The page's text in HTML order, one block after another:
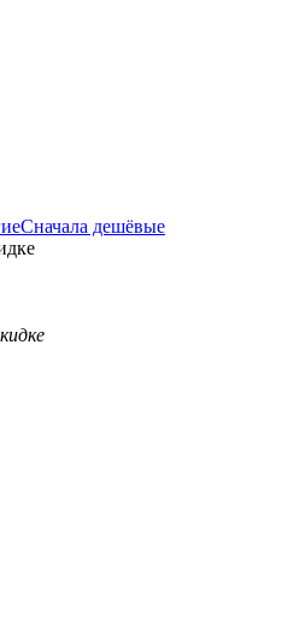
Сначала дешёвые